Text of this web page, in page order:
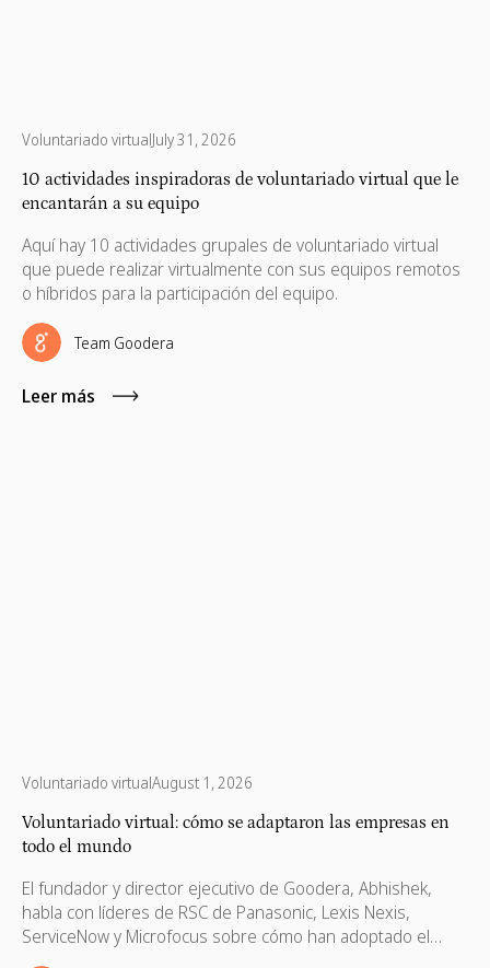
Voluntariado virtualJuly 31, 2026
10 actividades inspiradoras de voluntariado virtual que le
encantarán a su equipo
Aquí hay 10 actividades grupales de voluntariado virtual
que puede realizar virtualmente con sus equipos remotos
o híbridos para la participación del equipo.
Team Goodera
Leer más
Voluntariado virtualAugust 1, 2026
Voluntariado virtual: cómo se adaptaron las empresas en
todo el mundo
El fundador y director ejecutivo de Goodera, Abhishek,
habla con líderes de RSC de Panasonic, Lexis Nexis,
ServiceNow y Microfocus sobre cómo han adoptado el
voluntariado virtual en los lugares de trabajo.